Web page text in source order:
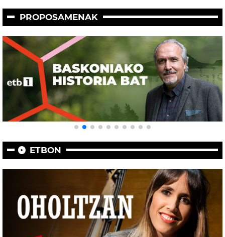
PROPOSAMENAK
ETBON